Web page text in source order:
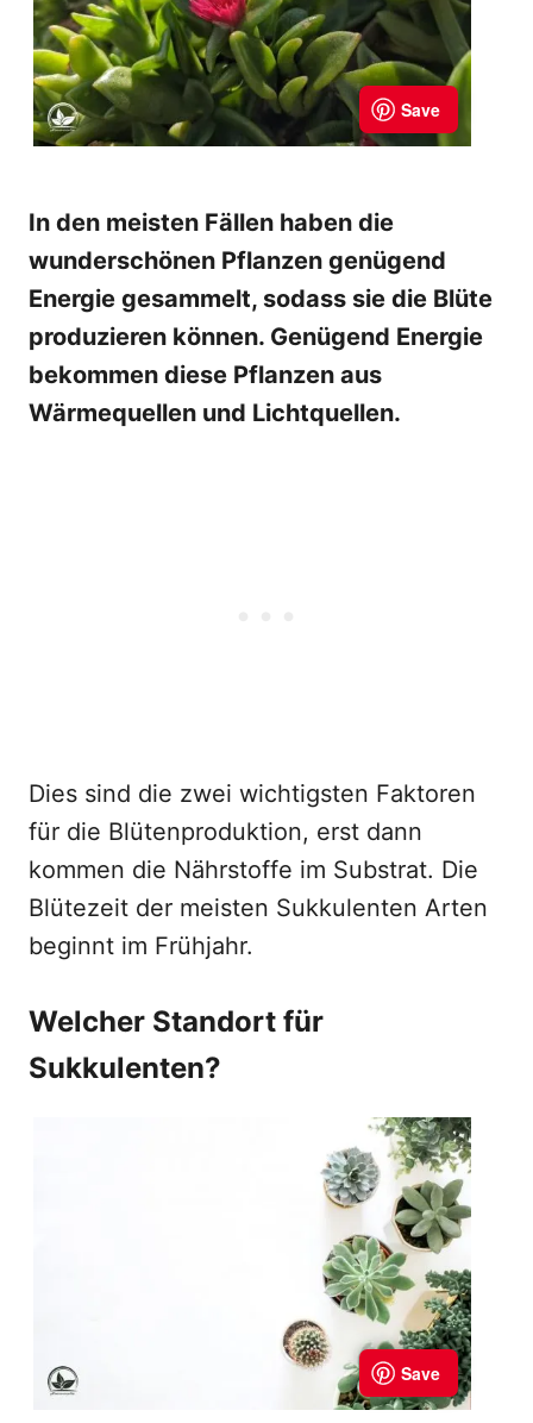
In den meisten Fällen haben die
wunderschönen Pflanzen genügend
Energie gesammelt, sodass sie die Blüte
produzieren können. Genügend Energie
bekommen diese Pflanzen aus
Wärmequellen und Lichtquellen.
Dies sind die zwei wichtigsten Faktoren
für die Blütenproduktion, erst dann
kommen die Nährstoffe im Substrat. Die
Blütezeit der meisten Sukkulenten Arten
beginnt im Frühjahr.
Welcher Standort für
Sukkulenten?